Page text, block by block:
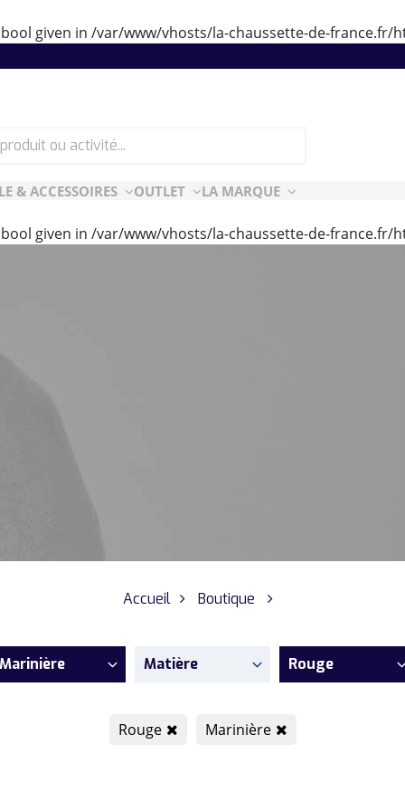
given in /var/www/vhosts/la-chaussette-de-france.fr/
ESSENTIELLES
Style
& ACCESSOIRES OUTLET LA MARQUE
given in /var/www/vhosts/la-chaussette-de-france.fr/
Accueil Boutique
Marinière Matière Rouge
Rouge Marinière